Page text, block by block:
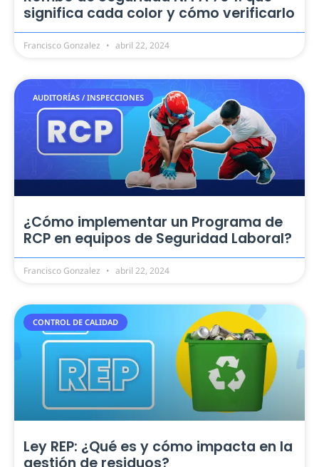
significa cada color y cómo verificarlo
Francisco Gonzalez abril 22, 2024
AUDITORÍAS / INSPECCIONES
¿Cómo implementar un Programa de
RCP en equipos de Seguridad Laboral?
Francisco Gonzalez abril 22, 2024
CONTROL DE CALIDAD
Ley REP: ¿Qué es y cómo impacta en la
gestión de residuos?